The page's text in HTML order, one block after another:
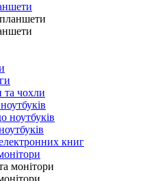
чохли
ноутбуків
книг
монітори